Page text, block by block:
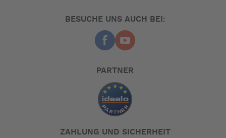
angenehmes Gefühl unter ihren Füßen ist natürlich eine
Der Isabella Carpet ist, mit gleicher Qualität, in drei
Flint oder Dawn hängt ganz von Ihrem persönlichen
Geschmack ab. Diese Farbtöne finden Sie auch in der
gesamten Isabella Vorzeltkollektion wieder. Wie Sie dort
kombinieren? Sie haben die Qual der Wahl…
BESUCHE UNS AUCH BEI:
PARTNER
ZAHLUNG UND SICHERHEIT